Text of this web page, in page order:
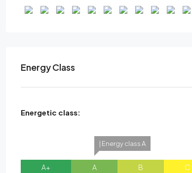
Energy Class
Energetic class:
A+
| Energy class A
A B C